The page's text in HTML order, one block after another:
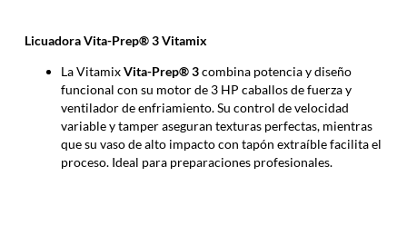
Licuadora Vita-Prep® 3 Vitamix
La VitamixVita-Prep® 3combina potencia y diseño
funcional con su motor de 3 HP caballos de fuerza y
ventilador de enfriamiento. Su control de velocidad
variable y tamper aseguran texturas perfectas, mientras
que su vaso de alto impacto con tapón extraíble facilita el
proceso. Ideal para preparaciones profesionales.